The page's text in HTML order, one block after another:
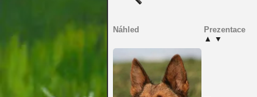
Náhled
Prezentace
▲ ▼